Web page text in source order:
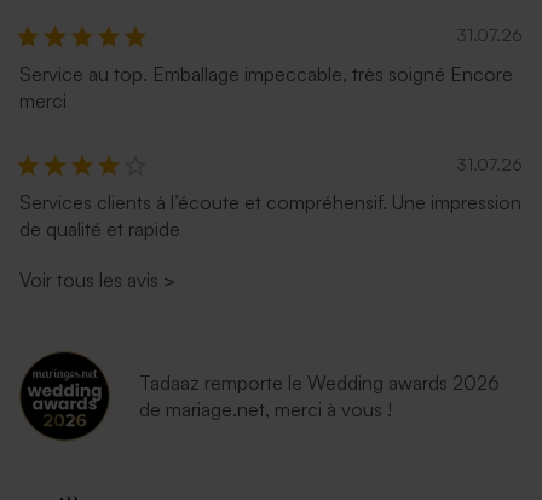
31.07.26
Service au top. Emballage impeccable, très soigné Encore
merci
31.07.26
Services clients à l’écoute et compréhensif. Une impression
de qualité et rapide
Voir tous les avis >
Tadaaz remporte le Wedding awards 2026
de mariage.net, merci à vous !